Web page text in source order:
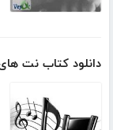
دانلود کتاب نت های بیش از 70